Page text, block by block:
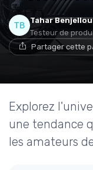
Tahar
Testeur de
Partager cette
Explorez
une tendance
les amateurs